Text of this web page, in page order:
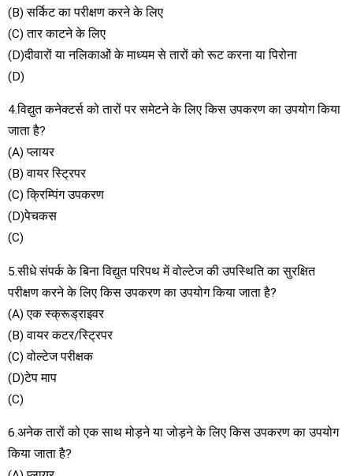
(B) सर्किट का परीक्षण करने के लिए
(C) तार काटने के लिए
(D)दीवारों या नलिकाओं के माध्यम से तारों को रूट करना या पिरोना
(D)
4.विद्युत कनेक्टर्स को तारों पर समेटने के लिए किस उपकरण का उपयोग किया
जाता है?
(A) प्लायर
(B) वायर स्ट्रिपर
(C) क्रिम्पिंग उपकरण
(D)पेचकस
(C)
5.सीधे संपर्क के बिना विद्युत परिपथ में वोल्टेज की उपस्थिति का सुरक्षित
परीक्षण करने के लिए किस उपकरण का उपयोग किया जाता है?
(A) एक स्क्रूड्राइवर
(B) वायर कटर/स्ट्रिपर
(C) वोल्टेज परीक्षक
(D)टेप माप
(C)
6.अनेक तारों को एक साथ मोड़ने या जोड़ने के लिए किस उपकरण का उपयोग
किया जाता है?